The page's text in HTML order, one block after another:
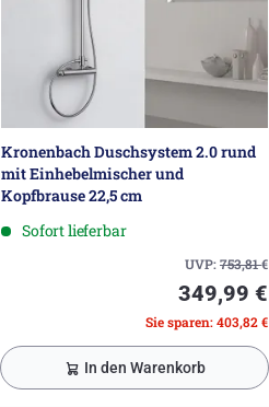
Kronenbach Duschsystem 2.0 rund
mit Einhebelmischer und
Kopfbrause 22,5 cm
Sofort lieferbar
UVP:753,81€
349,99 €
Sie sparen: 403,82 €
In den Warenkorb